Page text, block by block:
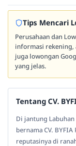
Tips Mencari
Perusahaan dan
informasi rekening,
juga lowongan
yang jelas.
Tentang CV.
Di jantung
bernama CV.
reputasinya di